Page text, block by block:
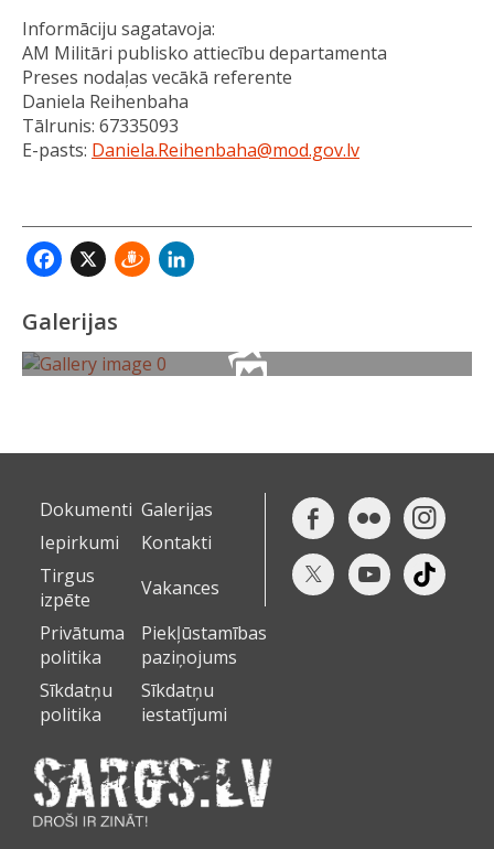
Informāciju sagatavoja:
AM Militāri publisko attiecību departamenta
Preses nodaļas vecākā referente
Daniela Reihenbaha
Tālrunis: 67335093
E-pasts: Daniela.Reihenbaha@mod.gov.lv
Facebook
X Draugiem
Galerijas
Dokumenti Galerijas
Iepirkumi
Kontakti
Tirgus
izpēte
Vakances
Privātuma
politika
Piekļūstamības
paziņojums
Sīkdatņu
politika
Sīkdatņu
iestatījumi